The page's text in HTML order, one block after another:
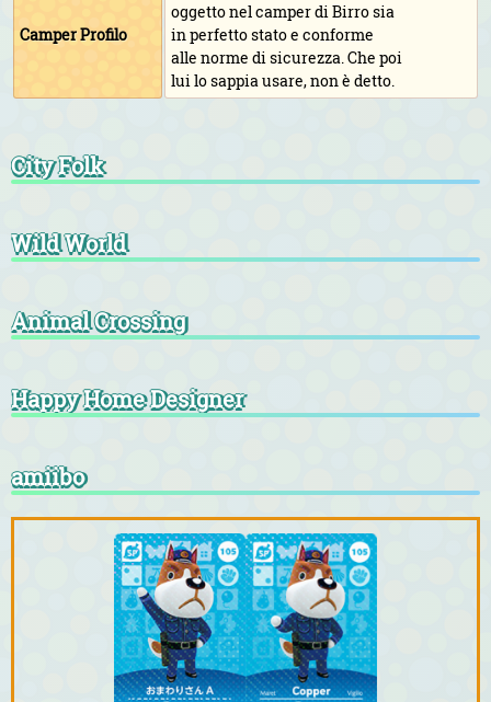
Camper Profilo
oggetto nel camper di Birro sia
in perfetto stato e conforme
alle norme di sicurezza. Che poi
lui lo sappia usare, non è detto.
City Folk
Wild World
Animal Crossing
Happy Home Designer
amiibo